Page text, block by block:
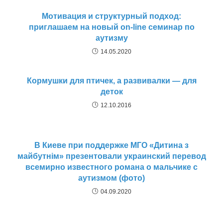
Мотивация и структурный подход:
приглашаем на новый on-line семинар по
аутизму
14.05.2020
Кормушки для птичек, а развивалки — для
деток
12.10.2016
В Киеве при поддержке МГО «Дитина з
майбутнім» презентовали украинский перевод
всемирно известного романа о мальчике с
аутизмом (фото)
04.09.2020